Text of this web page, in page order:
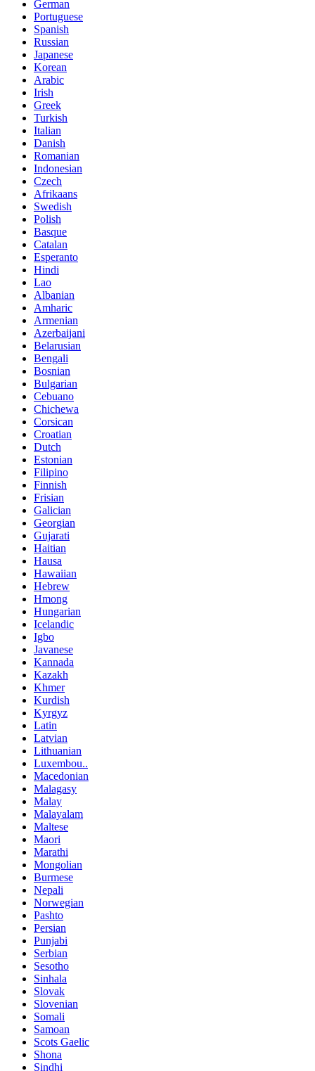
German
Portuguese
Spanish
Russian
Japanese
Korean
Arabic
Irish
Greek
Turkish
Italian
Danish
Romanian
Indonesian
Czech
Afrikaans
Swedish
Polish
Basque
Catalan
Esperanto
Hindi
Lao
Albanian
Amharic
Armenian
Azerbaijani
Belarusian
Bengali
Bosnian
Bulgarian
Cebuano
Chichewa
Corsican
Croatian
Dutch
Estonian
Filipino
Finnish
Frisian
Galician
Georgian
Gujarati
Haitian
Hausa
Hawaiian
Hebrew
Hmong
Hungarian
Icelandic
Igbo
Javanese
Kannada
Kazakh
Khmer
Kurdish
Kyrgyz
Latin
Latvian
Lithuanian
Luxembou..
Macedonian
Malagasy
Malay
Malayalam
Maltese
Maori
Marathi
Mongolian
Burmese
Nepali
Norwegian
Pashto
Persian
Punjabi
Serbian
Sesotho
Sinhala
Slovak
Slovenian
Somali
Samoan
Scots Gaelic
Shona
Sindhi